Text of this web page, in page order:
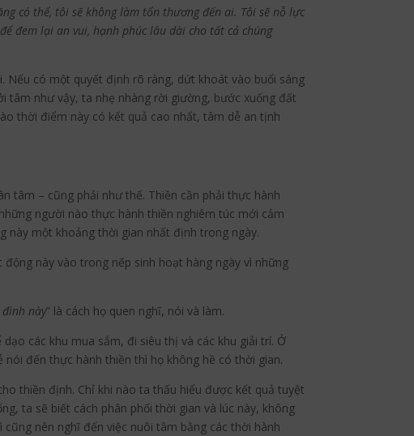
có thể, tôi sẽ không làm tổn thương đến ai. Tôi sẽ nỗ lực
đem lại an vui, hạnh phúc lâu dài cho tất cả chúng
Nếu có một quyết định rõ ràng, dứt khoát vào buổi sáng
tâm như vậy, ta nhẹ nhàng rời giường, bước xuống đất
thời điểm này có kết quả cao nhất, tâm dễ an tịnh
tâm – cũng phải như thế. Thiền cần phải thực hành
người nào thực hành thiền nghiêm túc mới cảm
một khoảng thời gian nhất định trong ngày.
này vào trong nếp sinh hoạt hàng ngày vì những
đình này” là cách họ quen nghĩ, nói và làm.
các khu mua sắm, đi siêu thị và các khu giải trí. Ở
đến thực hành thiền thì họ không hề có thời gian.
thiền định. Chỉ khi nào ta thấu hiểu được kết quả tuyệt
ta sẽ biết cách phân phối thời gian và lúc này, không
nên nghĩ đến việc nuôi tâm bằng các thời hành